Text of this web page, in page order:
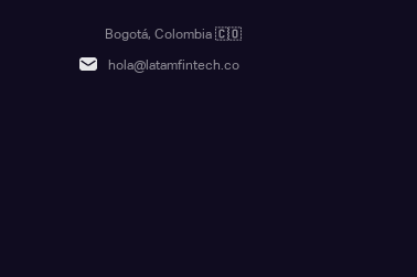
Bogotá, Colombia 🇨🇴
hola@latamfintech.co